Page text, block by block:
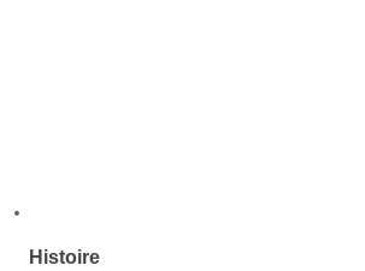
Histoire